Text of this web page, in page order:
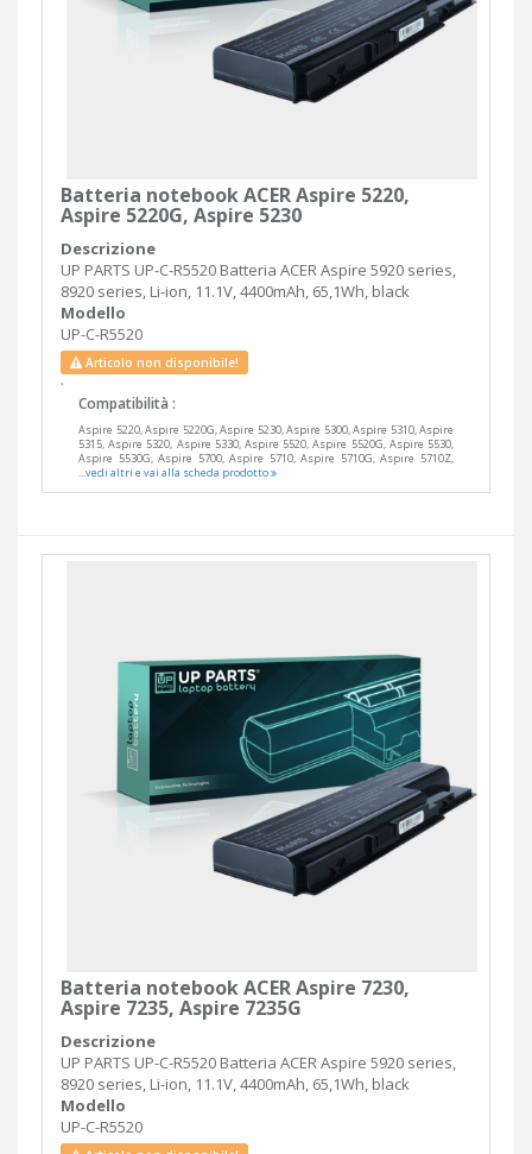
Batteria notebook ACER Aspire 5220,
Aspire 5220G, Aspire 5230
Descrizione
UP PARTS UP-C-R5520 Batteria ACER Aspire 5920 series,
8920 series, Li-ion, 11.1V, 4400mAh, 65,1Wh, black
Modello
UP-C-R5520
Articolo non disponibile!
.
Compatibilità :
Aspire 5220, Aspire 5220G, Aspire 5230, Aspire 5300, Aspire 5310, Aspire
5315, Aspire 5320, Aspire 5330, Aspire 5520, Aspire 5520G, Aspire 5530,
Aspire 5530G, Aspire 5700, Aspire 5710, Aspire 5710G, Aspire 5710Z,
...vedi altri e vai alla scheda prodotto
Batteria notebook ACER Aspire 7230,
Aspire 7235, Aspire 7235G
Descrizione
UP PARTS UP-C-R5520 Batteria ACER Aspire 5920 series,
8920 series, Li-ion, 11.1V, 4400mAh, 65,1Wh, black
Modello
UP-C-R5520